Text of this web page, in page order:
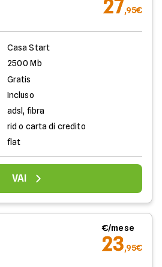
27,95€
Casa Start
2500 Mb
Gratis
Incluso
adsl, fibra
rid o carta di credito
flat
VAI
€/mese
23,95€